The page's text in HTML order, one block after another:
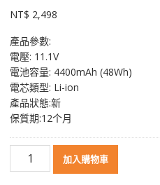
NT$ 2,498
產品參數:
電壓: 11.1V
電池容量: 4400mAh (48Wh)
電芯類型: Li-ion
產品狀態:新
保質期:12个月
加入購物車